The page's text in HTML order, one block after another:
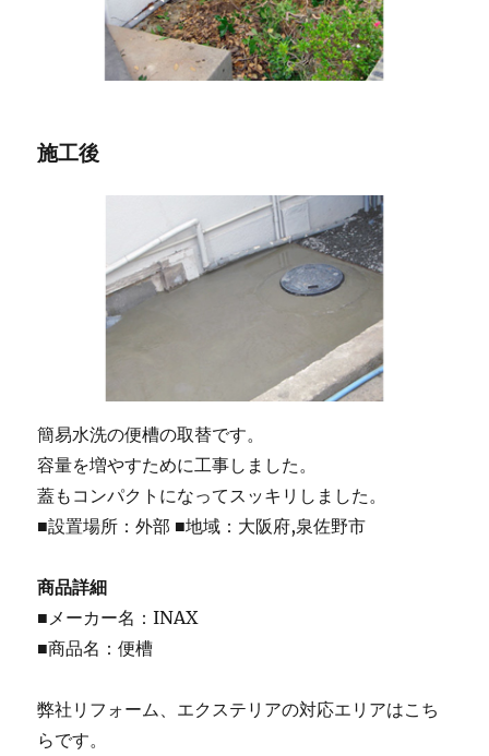
施工後
簡易水洗の便槽の取替です。
容量を増やすために工事しました。
蓋もコンパクトになってスッキリしました。
■設置場所：外部 ■地域：大阪府,泉佐野市
商品詳細
■メーカー名：INAX
■商品名：便槽
弊社リフォーム、エクステリアの対応エリアはこち
らです。